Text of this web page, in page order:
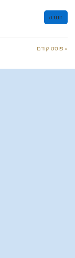
חנוכה
« פוסט קודם